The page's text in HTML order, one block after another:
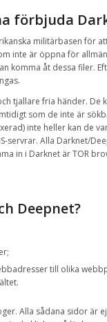
förbjuda
militärbasenför
inte är öppna för
komma åt dessa filer.
tjallare fria händer. De
som de inte är
) inte heller kan de
servrar. Alla Darknet/
in i Darknet ärTOR
Deepnet?
till olika
.
Alla sådana sidor är ej